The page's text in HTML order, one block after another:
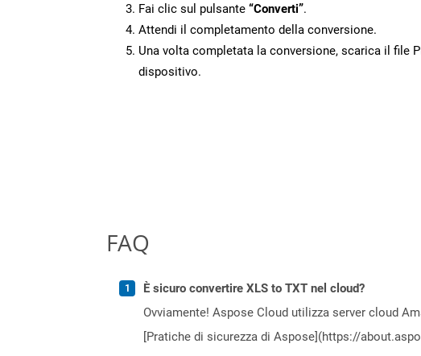
Fai clic sul pulsante “Converti”.
Attendi il completamento della conversione.
Una volta completata la conversione, scarica il file
dispositivo.
FAQ
È sicuro convertire XLS to TXT nel cloud?
Ovviamente! Aspose Cloud utilizza server cloud
[Pratiche di sicurezza di Aspose](https://